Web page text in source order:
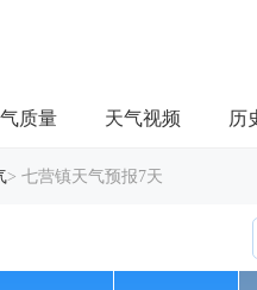
质量 天气视频 历
> 七营镇天气预报7天